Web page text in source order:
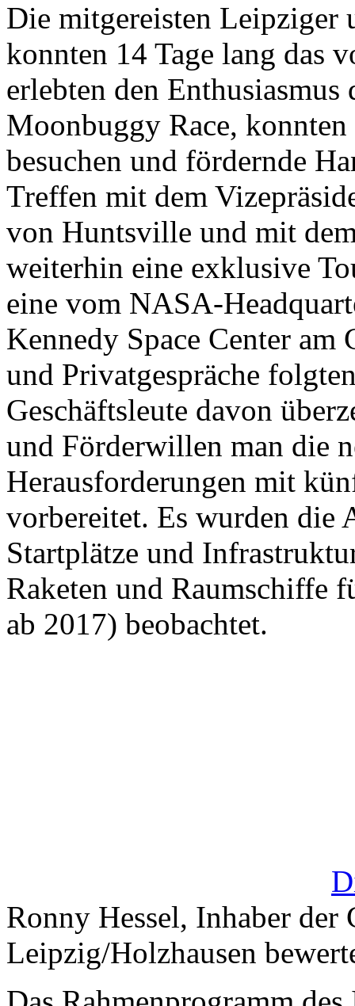
Die mitgereisten Leipziger
konnten 14 Tage lang das
erlebten den
Moonbuggy Race,
besuchen und fördernde
Treffen mit dem
von Huntsville und mit
weiterhin eine exklusive
eine vom NASA-
Kennedy Space Center am
und Privatgespräche
Geschäftsleute davon
und Förderwillen man die
Herausforderungen mit
vorbereitet. Es wurden die
Startplätze und
Raketen und Raumschiffe
ab 2017) beobachtet.
Ronny Hessel, Inhaber
Leipzig/Holzhausen